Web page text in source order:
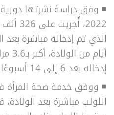
◾
الذي تم إدخاله مباشرة
إدخاله بعد 6 إلى 14 أسبوعًا من الولادة.
◾ ووفق خدمة صحة المرأة
اللولب مباشرة بعد